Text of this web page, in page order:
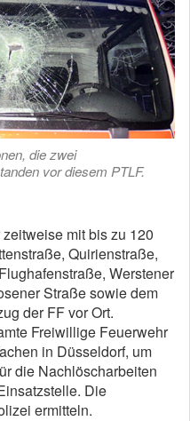
die zwei
vor diesem PTLF.
mit bis zu 120
Quirienstraße,
Werstener
Straße sowie dem
der FF vor Ort.
Freiwillige Feuerwehr
in Düsseldorf, um
die Nachlöscharbeiten
Die
ermitteln.